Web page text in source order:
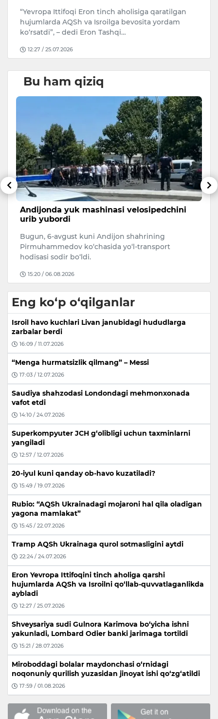
“Yevropa Ittifoqi Eron tinch aholisiga qaratilgan
hujumlarda AQSh va Isroilga bevosita yordam
ko‘rsatdi”, – dedi Eron Tashqi…
12:27 / 25.07.2026
Bu ham qiziq
Andijonda yuk mashinasi velosipedchini
urib yubordi
Bugun, 6-avgust kuni Andijon shahrining
Pirmuhammedov ko‘chasida yo‘l-transport
hodisasi sodir bo‘ldi.
15:20 / 06.08.2026
Eng ko‘p o‘qilganlar
Isroil havo kuchlari Livan janubidagi hududlarga
zarbalar berdi
16:09 / 11.07.2026
“Menga hurmatsizlik qilmang” – Messi
17:03 / 12.07.2026
Saudiya shahzodasi Londondagi mehmonxonada
vafot etdi
14:10 / 24.07.2026
Superkompyuter JCH g‘olibligi uchun taxminlarni
yangiladi
12:57 / 12.07.2026
20-iyul kuni qanday ob-havo kuzatiladi?
15:49 / 19.07.2026
Rubio: “AQSh Ukrainadagi mojaroni hal qila oladigan
yagona mamlakat”
15:45 / 22.07.2026
Tramp AQSh Ukrainaga qurol sotmasligini aytdi
22:24 / 24.07.2026
Eron Yevropa Ittifoqini tinch aholiga qarshi
hujumlarda AQSh va Isroilni qo‘llab-quvvatlaganlikda
aybladi
12:27 / 25.07.2026
Shveysariya sudi Gulnora Karimova bo‘yicha ishni
yakunladi, Lombard Odier banki jarimaga tortildi
15:21 / 28.07.2026
Miroboddagi bolalar maydonchasi o‘rnidagi
noqonuniy qurilish yuzasidan jinoyat ishi qo‘zg‘atildi
17:59 / 01.08.2026